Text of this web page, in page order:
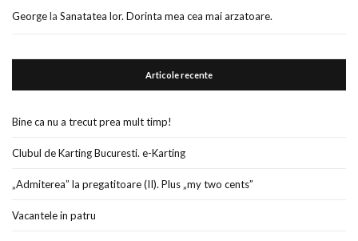
Georgela Sanatatea lor. Dorinta mea cea mai arzatoare.
Articole recente
Bine ca nu a trecut prea mult timp!
Clubul de Karting Bucuresti. e-Karting
„Admiterea” la pregatitoare (II). Plus „my two cents”
Vacantele in patru